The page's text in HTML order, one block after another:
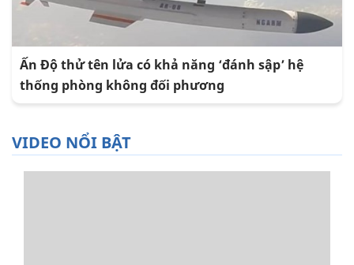
Ấn Độ thử tên lửa có khả năng ‘đánh sập’ hệ
thống phòng không đối phương
VIDEO NỔI BẬT